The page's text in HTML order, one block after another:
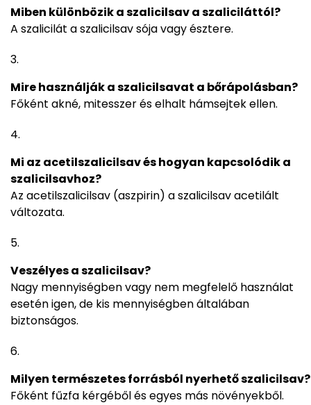
Miben különbözik a szalicilsav a szaliciláttól?
A szalicilát a szalicilsav sója vagy észtere.
Mire használják a szalicilsavat a bőrápolásban?
Főként akné, mitesszer és elhalt hámsejtek ellen.
Mi az acetilszalicilsav és hogyan kapcsolódik a
szalicilsavhoz?
Az acetilszalicilsav (aszpirin) a szalicilsav acetilált
változata.
Veszélyes a szalicilsav?
Nagy mennyiségben vagy nem megfelelő használat
esetén igen, de kis mennyiségben általában
biztonságos.
Milyen természetes forrásból nyerhető szalicilsav?
Főként fűzfa kérgéből és egyes más növényekből.